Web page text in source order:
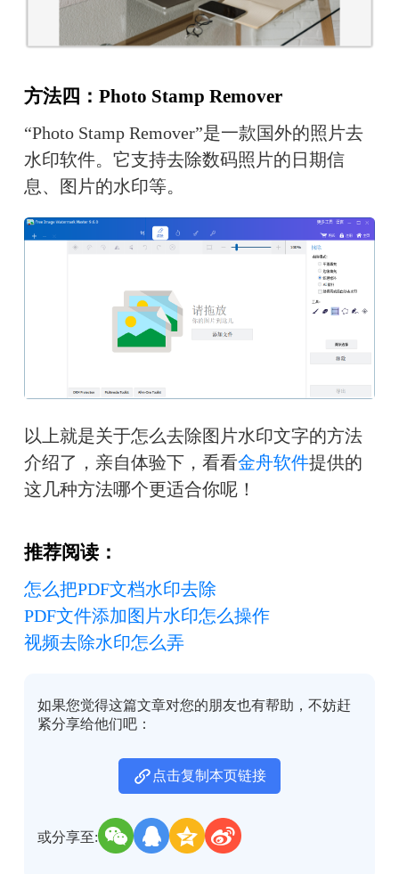
方法四：Photo Stamp Remover
“Photo Stamp Remover”是一款国外的照片去
水印软件。它支持去除数码照片的日期信
息、图片的水印等。
以上就是关于怎么去除图片水印文字的方法
介绍了，亲自体验下，看看金舟软件提供的
这几种方法哪个更适合你呢！
推荐阅读：
怎么把PDF文档水印去除
PDF文件添加图片水印怎么操作
视频去除水印怎么弄
如果您觉得这篇文章对您的朋友也有帮助，不妨赶
紧分享给他们吧：
点击复制本页链接
或分享至: